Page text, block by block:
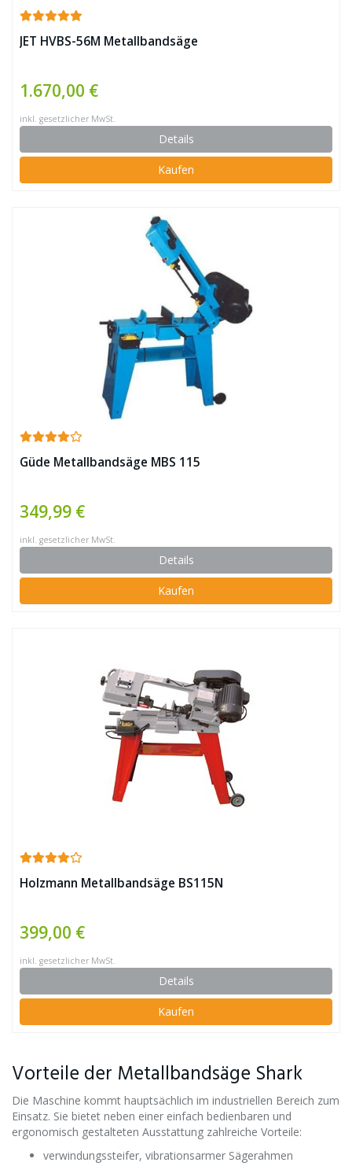
JET HVBS-56M Metallbandsäge
1.670,00 €
inkl. gesetzlicher MwSt.
Details
Kaufen
Güde Metallbandsäge MBS 115
349,99 €
inkl. gesetzlicher MwSt.
Details
Kaufen
Holzmann Metallbandsäge BS115N
399,00 €
inkl. gesetzlicher MwSt.
Details
Kaufen
Vorteile der Metallbandsäge Shark
Die Maschine kommt hauptsächlich im industriellen Bereich zum
Einsatz. Sie bietet neben einer einfach bedienbaren und
ergonomisch gestalteten Ausstattung zahlreiche Vorteile:
verwindungssteifer, vibrationsarmer Sägerahmen